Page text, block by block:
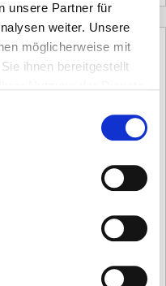
unsere Partner für
weiter. Unsere
möglicherweise mit
ihnen bereitgestellt